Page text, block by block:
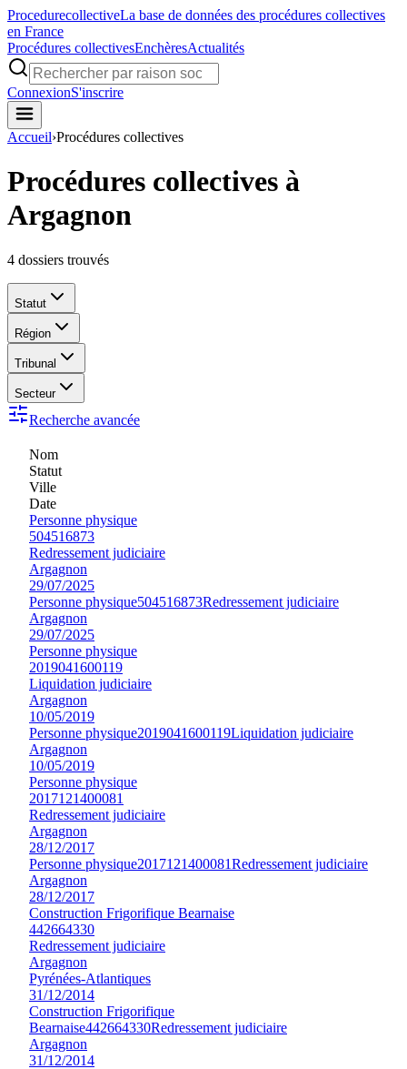
ProcedurecollectiveLa base de données des procédures collectives
en France
Procédures collectivesEnchèresActualités
ConnexionS'inscrire
Accueil›Procédures collectives
Procédures collectives à
Argagnon
4 dossiers trouvés
Statut
Région
Tribunal
Secteur
Recherche avancée
Nom
Statut
Ville
Date
Personne physique
504516873
Redressement judiciaire
Argagnon
29/07/2025
Personne physique504516873Redressement judiciaire
Argagnon
29/07/2025
Personne physique
2019041600119
Liquidation judiciaire
Argagnon
10/05/2019
Personne physique2019041600119Liquidation judiciaire
Argagnon
10/05/2019
Personne physique
2017121400081
Redressement judiciaire
Argagnon
28/12/2017
Personne physique2017121400081Redressement judiciaire
Argagnon
28/12/2017
Construction Frigorifique Bearnaise
442664330
Redressement judiciaire
Argagnon
Pyrénées-Atlantiques
31/12/2014
Construction Frigorifique
Bearnaise442664330Redressement judiciaire
Argagnon
31/12/2014